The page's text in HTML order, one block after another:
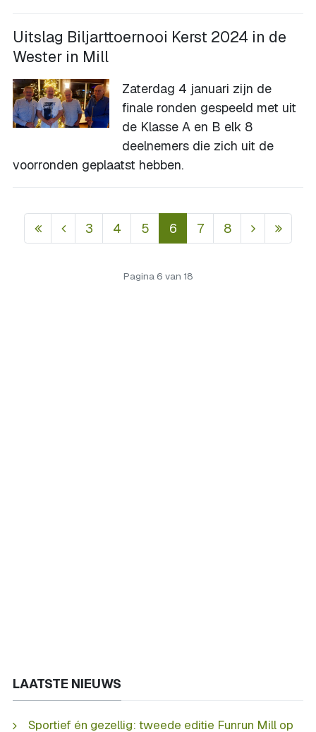
Uitslag Biljarttoernooi Kerst 2024 in de
Wester in Mill
Zaterdag 4 januari zijn de
finale ronden gespeeld met uit
de Klasse A en B elk 8
deelnemers die zich uit de
voorronden geplaatst hebben.
3 4 5 6 7 8
Pagina 6 van 18
LAATSTE NIEUWS
Sportief én gezellig: tweede editie Funrun Mill op